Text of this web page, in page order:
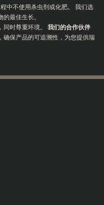
中不使用杀虫剂或化肥。 我们选
最佳生长。
时尊重环境。
我们的合作伙伴
确保产品的可追溯性，为您提供瑞